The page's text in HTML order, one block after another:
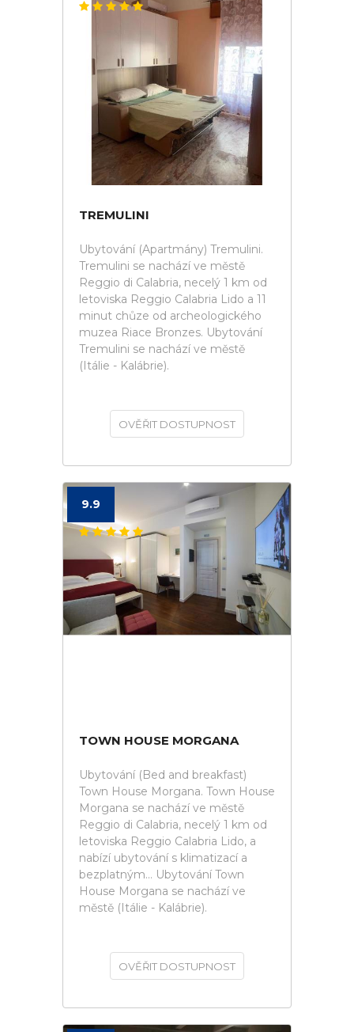
TREMULINI
Ubytování (Apartmány) Tremulini.
Tremulini se nachází ve městě
Reggio di Calabria, necelý 1 km od
letoviska Reggio Calabria Lido a 11
minut chůze od archeologického
muzea Riace Bronzes. Ubytování
Tremulini se nachází ve městě
(Itálie - Kalábrie).
OVĚŘIT DOSTUPNOST
9.9
TOWN HOUSE MORGANA
Ubytování (Bed and breakfast)
Town House Morgana. Town House
Morgana se nachází ve městě
Reggio di Calabria, necelý 1 km od
letoviska Reggio Calabria Lido, a
nabízí ubytování s klimatizací a
bezplatným... Ubytování Town
House Morgana se nachází ve
městě (Itálie - Kalábrie).
OVĚŘIT DOSTUPNOST